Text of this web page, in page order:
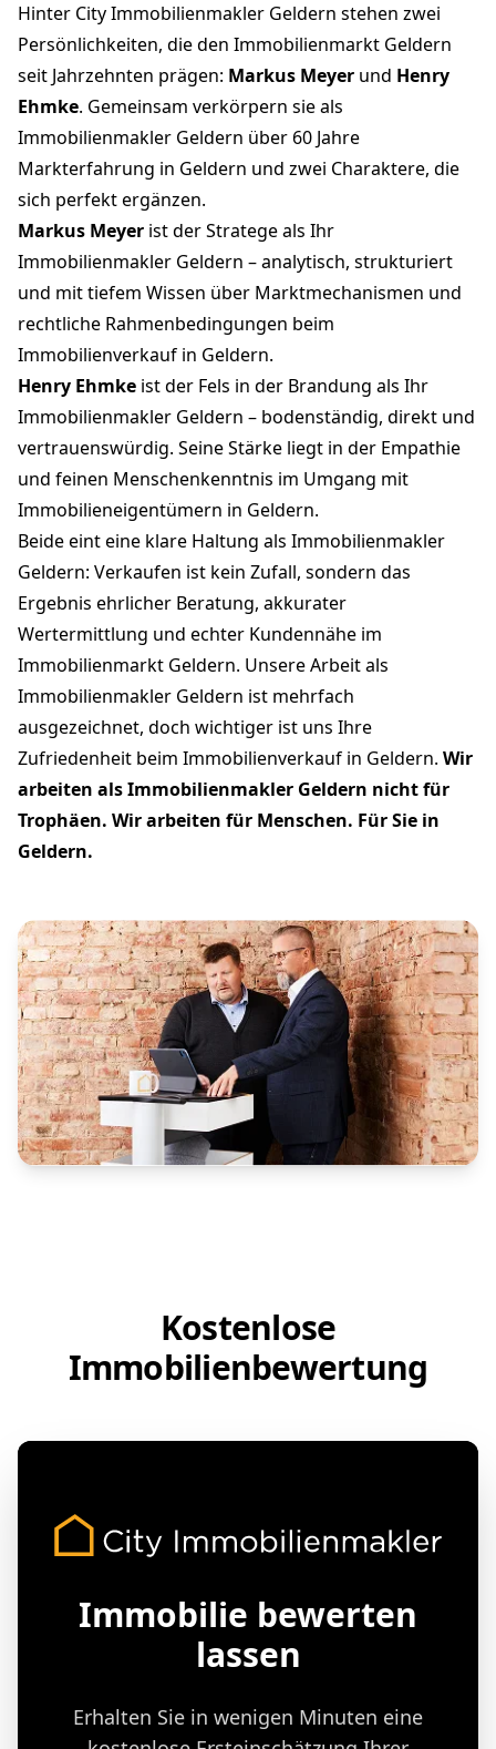
Hinter City Immobilienmakler Geldern stehen zwei
Persönlichkeiten, die den Immobilienmarkt Geldern
seit Jahrzehnten prägen: Markus Meyer und Henry
Ehmke. Gemeinsam verkörpern sie als
Immobilienmakler Geldern über 60 Jahre
Markterfahrung in Geldern und zwei Charaktere, die
sich perfekt ergänzen.
Markus Meyer ist der Stratege als Ihr
Immobilienmakler Geldern – analytisch, strukturiert
und mit tiefem Wissen über Marktmechanismen und
rechtliche Rahmenbedingungen beim
Immobilienverkauf in Geldern.
Henry Ehmke ist der Fels in der Brandung als Ihr
Immobilienmakler Geldern – bodenständig, direkt und
vertrauenswürdig. Seine Stärke liegt in der Empathie
und feinen Menschenkenntnis im Umgang mit
Immobilieneigentümern in Geldern.
Beide eint eine klare Haltung als Immobilienmakler
Geldern: Verkaufen ist kein Zufall, sondern das
Ergebnis ehrlicher Beratung, akkurater
Wertermittlung und echter Kundennähe im
Immobilienmarkt Geldern. Unsere Arbeit als
Immobilienmakler Geldern ist mehrfach
ausgezeichnet, doch wichtiger ist uns Ihre
Zufriedenheit beim Immobilienverkauf in Geldern. Wir
arbeiten als Immobilienmakler Geldern nicht für
Trophäen. Wir arbeiten für Menschen. Für Sie in
Geldern.
Kostenlose
Immobilienbewertung
Immobilie bewerten
lassen
Erhalten Sie in wenigen Minuten eine